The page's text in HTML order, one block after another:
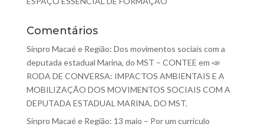
Comentários
Sinpro Macaé e Região: Dos movimentos sociais com a
deputada estadual Marina, do MST – CONTEE em 📣
RODA DE CONVERSA: IMPACTOS AMBIENTAIS E A
MOBILIZAÇÃO DOS MOVIMENTOS SOCIAIS COM A
DEPUTADA ESTADUAL MARINA, DO MST.
Sinpro Macaé e Região: 13 maio – Por um currículo